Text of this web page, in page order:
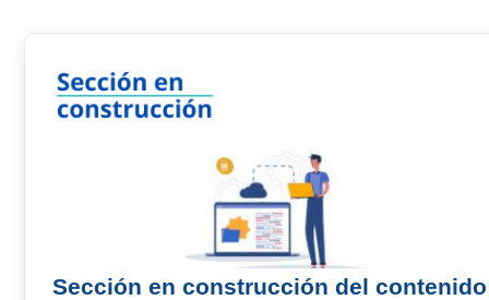
Sección en construcción del contenido